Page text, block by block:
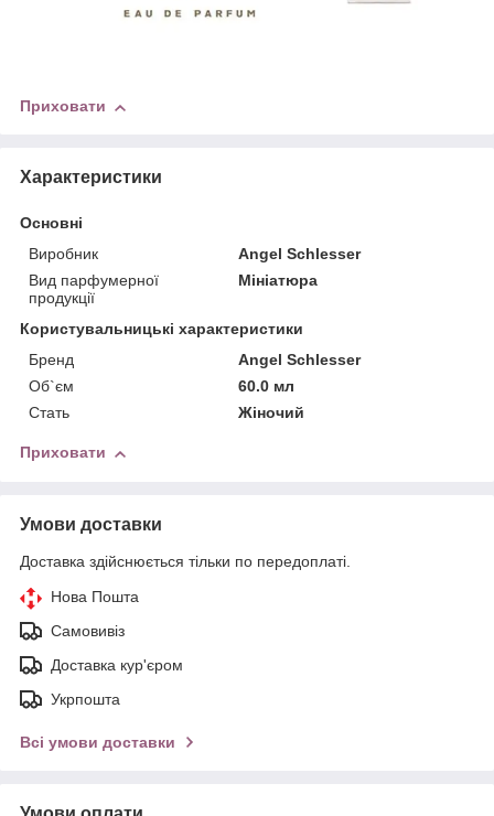
Приховати
Характеристики
Основні
Виробник
Angel Schlesser
Вид парфумерної
продукції
Мініатюра
Користувальницькі характеристики
Бренд
Angel Schlesser
Об`єм
60.0 мл
Стать
Жіночий
Приховати
Умови доставки
Доставка здійснюється тільки по передоплаті.
Нова Пошта
Самовивіз
Доставка кур'єром
Укрпошта
Всі умови доставки